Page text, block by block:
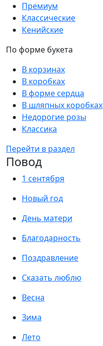
Премиум
Классические
Кенийские
По форме букета
В корзинах
В коробках
В форме сердца
В шляпных коробках
Недорогие розы
Классика
Перейти в раздел
Повод
1 сентября
Новый год
День матери
Благодарность
Поздравление
Сказать люблю
Весна
Зима
Лето